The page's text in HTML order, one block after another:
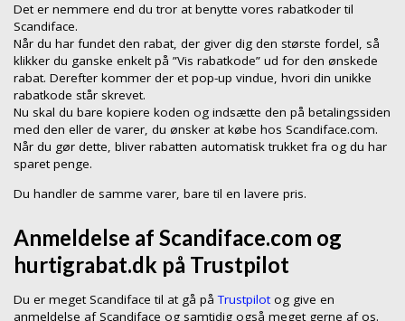
Det er nemmere end du tror at benytte vores rabatkoder til
Scandiface.
Når du har fundet den rabat, der giver dig den største fordel, så
klikker du ganske enkelt på ”Vis rabatkode” ud for den ønskede
rabat. Derefter kommer der et pop-up vindue, hvori din unikke
rabatkode står skrevet.
Nu skal du bare kopiere koden og indsætte den på betalingssiden
med den eller de varer, du ønsker at købe hos Scandiface.com.
Når du gør dette, bliver rabatten automatisk trukket fra og du har
sparet penge.
Du handler de samme varer, bare til en lavere pris.
Anmeldelse af Scandiface.com og
hurtigrabat.dk på Trustpilot
Du er meget Scandiface til at gå påTrustpilotog give en
anmeldelse af Scandiface og samtidig også meget gerne af os.